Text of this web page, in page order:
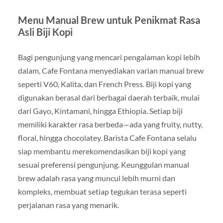
Menu Manual Brew untuk Penikmat Rasa
Asli Biji Kopi
Bagi pengunjung yang mencari pengalaman kopi lebih
dalam, Cafe Fontana menyediakan varian manual brew
seperti V60, Kalita, dan French Press. Biji kopi yang
digunakan berasal dari berbagai daerah terbaik, mulai
dari Gayo, Kintamani, hingga Ethiopia. Setiap biji
memiliki karakter rasa berbeda—ada yang fruity, nutty,
floral, hingga chocolatey. Barista Cafe Fontana selalu
siap membantu merekomendasikan biji kopi yang
sesuai preferensi pengunjung. Keunggulan manual
brew adalah rasa yang muncul lebih murni dan
kompleks, membuat setiap tegukan terasa seperti
perjalanan rasa yang menarik.